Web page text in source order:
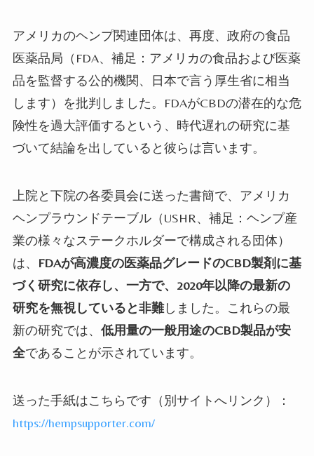
アメリカのヘンプ関連団体は、再度、政府の食品
医薬品局（ FDA、補足：アメリカの食品および医薬
品を監督する公的機関、日本で言う厚生省に相当
します）を批判しました。 FDAがCBDの潜在的な危
険性を過大評価するという、時代遅れの研究に基
づいて結論を出していると彼らは言います。
上院と下院の各委員会に送った書簡で、アメリカ
ヘンプラウンドテーブル（USHR、補足：ヘンプ産
業の様々なステークホルダーで構成される団体）
は、 FDAが高濃度の医薬品グレードのCBD製剤に基
づく研究に依存し、一方で、2020年以降の最新の
研究を無視していると非難しました。これらの最
新の研究では、 低用量の一般用途のCBD製品が安
全であることが示されています。
送った手紙はこちらです（別サイトへリンク）：
https://hempsupporter.com/